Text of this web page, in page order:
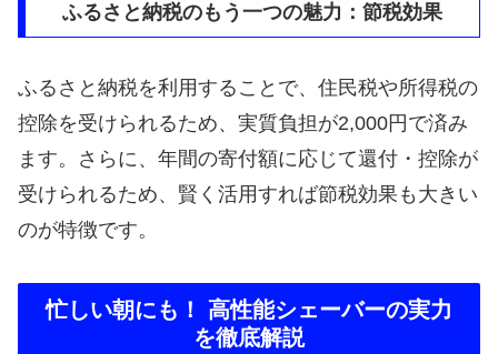
ふるさと納税のもう一つの魅力：節税効果
ふるさと納税を利用することで、住民税や所得税の
控除を受けられるため、実質負担が2,000円で済み
ます。さらに、年間の寄付額に応じて還付・控除が
受けられるため、賢く活用すれば節税効果も大きい
のが特徴です。
忙しい朝にも！ 高性能シェーバーの実力
を徹底解説